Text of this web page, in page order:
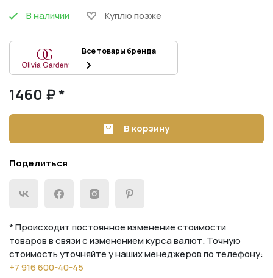
В наличии Куплю позже
Все товары бренда
1460 ₽ *
В корзину
Поделиться
* Происходит постоянное изменение стоимости
товаров в связи с изменением курса валют. Точную
стоимость уточняйте у наших менеджеров по телефону:
+7 916 600-40-45